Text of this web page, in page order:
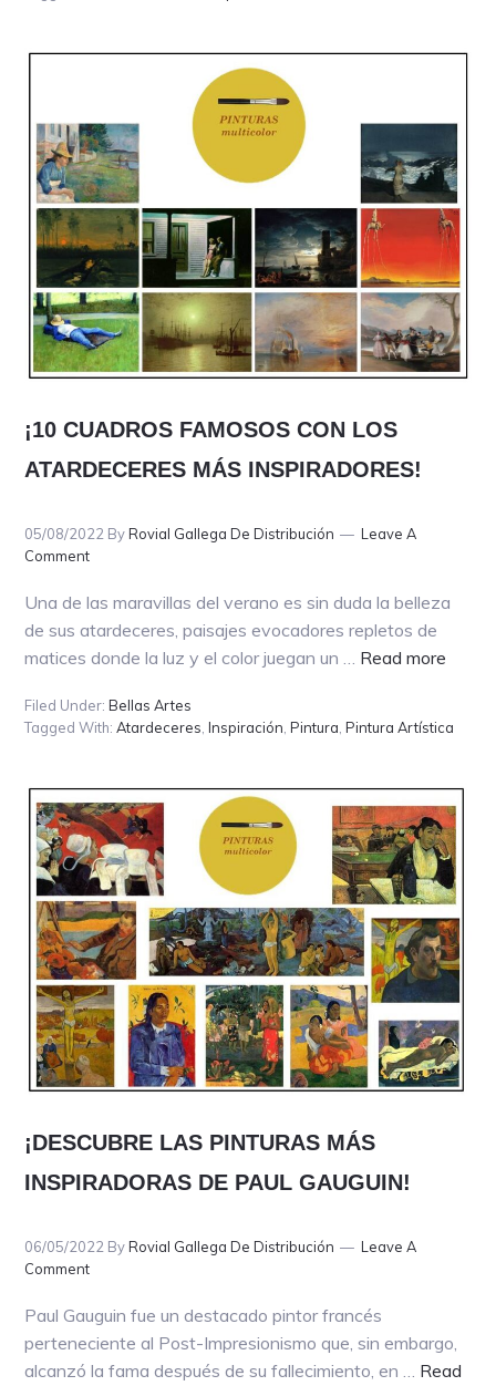
¡10 CUADROS FAMOSOS CON LOS
ATARDECERES MÁS INSPIRADORES!
05/08/2022 ByRovial Gallega De Distribución
Leave A
Comment
Una de las maravillas del verano es sin duda la belleza
de sus atardeceres, paisajes evocadores repletos de
matices donde la luz y el color juegan un … Read more
LOS
MÁS
Filed Under:Bellas Artes
Tagged With:Atardeceres ,Inspiración ,Pintura ,Pintura Artística
¡DESCUBRE LAS PINTURAS MÁS
INSPIRADORAS DE PAUL GAUGUIN!
06/05/2022 ByRovial Gallega De Distribución
Leave A
Comment
Paul Gauguin fue un destacado pintor francés
perteneciente al Post-Impresionismo que, sin embargo,
alcanzó la fama después de su fallecimiento, en … Read